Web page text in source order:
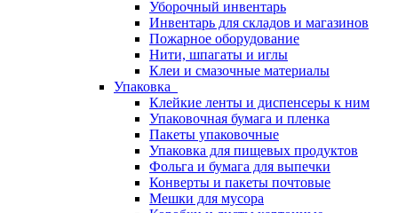
Уборочный инвентарь
Инвентарь для складов и магазинов
Пожарное оборудование
Нити, шпагаты и иглы
Клеи и смазочные материалы
Упаковка
Клейкие ленты и диспенсеры к ним
Упаковочная бумага и пленка
Пакеты упаковочные
Упаковка для пищевых продуктов
Фольга и бумага для выпечки
Конверты и пакеты почтовые
Мешки для мусора